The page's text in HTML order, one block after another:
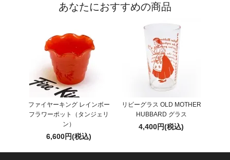
あなたにおすすめの商品
ファイヤーキング レインボー
フラワーポット（タンジェリ
ン）
6,600円(税込)
リビーグラス OLD MOTHER
HUBBARD グラス
4,400円(税込)